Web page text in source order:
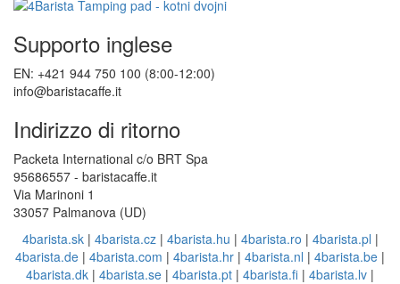
Supporto inglese
EN: +421 944 750 100 (8:00-12:00)
info@baristacaffe.it
Indirizzo di ritorno
Packeta International c/o BRT Spa
95686557 - baristacaffe.it
Via Marinoni 1
33057 Palmanova (UD)
4barista.sk| 4barista.cz| 4barista.hu | 4barista.ro | 4barista.pl |
4barista.de | 4barista.com | 4barista.hr | 4barista.nl | 4barista.be |
4barista.dk | 4barista.se | 4barista.pt | 4barista.fi | 4barista.lv |